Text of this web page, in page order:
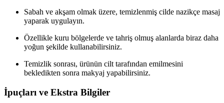
Sabah ve akşam olmak üzere, temizlenmiş cilde nazikçe masaj
yaparak uygulayın.
Özellikle kuru bölgelerde ve tahriş olmuş alanlarda biraz daha
yoğun şekilde kullanabilirsiniz.
Temizlik sonrası, ürünün cilt tarafından emilmesini
bekledikten sonra makyaj yapabilirsiniz.
İpuçları ve Ekstra Bilgiler